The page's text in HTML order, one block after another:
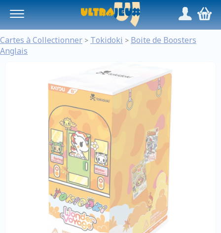
/,
Cartes à Collectionner > Tokidoki > Boite de Boosters
Anglais